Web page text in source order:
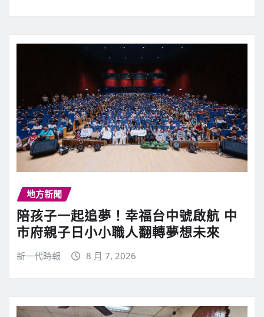
地方新聞
陪孩子一起追夢！幸福台中號啟航 中
市府親子日小小職人翻轉夢想未來
新一代時報 8 月 7, 2026